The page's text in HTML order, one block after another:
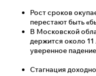
Рост сроков
перестают быть
В Московской
держится около
уверенное
Стагнация